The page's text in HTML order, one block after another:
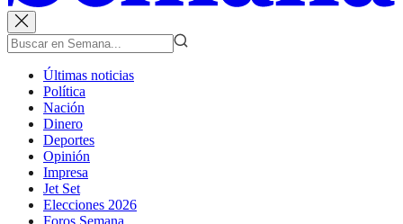
Últimas noticias
Política
Nación
Dinero
Deportes
Opinión
Impresa
Jet Set
Elecciones 2026
Foros Semana